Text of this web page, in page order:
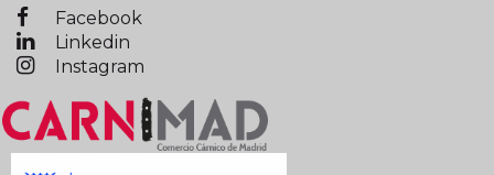
Facebook
Linkedin
Instagram